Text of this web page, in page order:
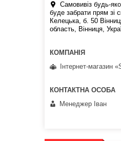
Самовивіз будь-
буде забрати прям зі
Келецька, б. 50
область, Вінниця,
Інтернет-магазин
Менеджер Іван